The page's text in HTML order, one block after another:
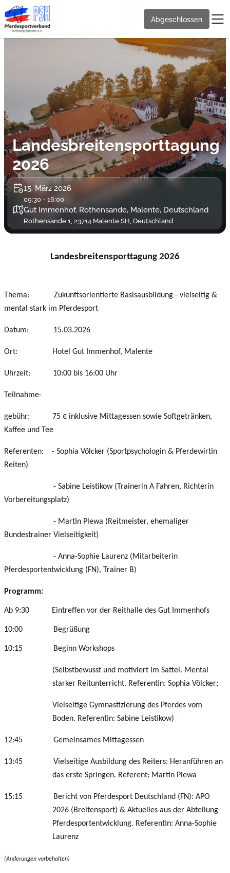
Abgeschlossen
Landesbreitensporttagung
2026
15. März 2026
09:30 - 16:00
Gut Immenhof, Rothensande, Malente, Deutschland
Rothensande 1, 23714 Malente SH, Deutschland
Landesbreitensporttagung 2026
Thema: Zukunftsorientierte Basisausbildung - vielseitig &
mental stark im Pferdesport
Datum: 15.03.2026
Ort: Hotel Gut Immenhof, Malente
Uhrzeit: 10:00 bis 16:00 Uhr
Teilnahme-
gebühr: 75 € inklusive Mittagessen sowie Softgetränken,
Kaffee und Tee
Referenten: - Sophia Völcker (Sportpsychologin & Pferdewirtin
Reiten)
- Sabine Leistikow (Trainerin A Fahren, Richterin
Vorbereitungsplatz)
- Martin Plewa (Reitmeister, ehemaliger
Bundestrainer Vielseitigkeit)
- Anna-Sophie Laurenz (Mitarbeiterin
Pferdesportentwicklung (FN), Trainer B)
Programm:
Ab 9:30 Eintreffen vor der Reithalle des Gut Immenhofs
10:00 Begrüßung
10:15 Beginn Workshops
(Selbstbewusst und motiviert im Sattel. Mental
starker Reitunterricht. Referentin: Sophia Völcker;
Vielseitige Gymnastizierung des Pferdes vom
Boden. Referentin: Sabine Leistikow)
12:45 Gemeinsames Mittagessen
13:45 Vielseitige Ausbildung des Reiters: Heranführen an
das erste Springen. Referent: Martin Plewa
15:15 Bericht von Pferdesport Deutschland (FN): APO
2026 (Breitensport) & Aktuelles aus der Abteilung
Pferdesportentwicklung. Referentin: Anna-Sophie
Laurenz
(Änderungen vorbehalten)